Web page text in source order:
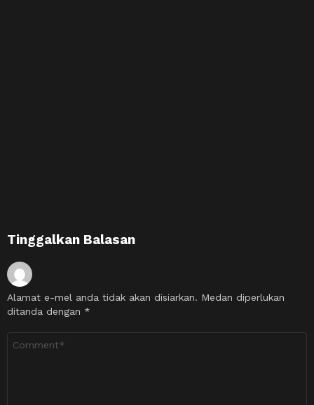
Tinggalkan Balasan
Alamat e-mel anda tidak akan disiarkan. Medan diperlukan
ditanda dengan *